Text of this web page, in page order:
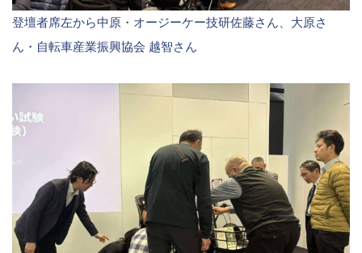
登壇者席左から中原・オージーケー技研佐藤さん、大原さ
ん・自転車産業振興協会 越智さん